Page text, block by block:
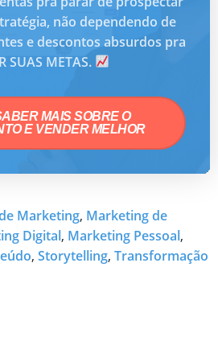
não dependendo de
e descontos absurdos pra
SUAS METAS.
MAIS SOBRE O
E VENDER MELHOR
Marketing, Marketing de
Digital, Marketing Pessoal,
, Storytelling, Transformação